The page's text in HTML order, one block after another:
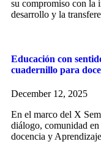
su compromiso con la
desarrollo y la
Educación con
cuadernillo para
December 12, 2025
En el marco del X
diálogo, comunidad
docencia y